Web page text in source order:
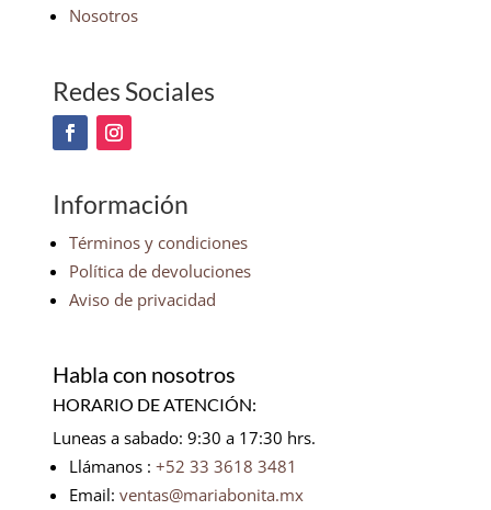
Nosotros
Redes Sociales
Información
Términos y condiciones
Política de devoluciones
Aviso de privacidad
Habla con nosotros
HORARIO DE ATENCIÓN:
Luneas a sabado: 9:30 a 17:30 hrs.
Llámanos : +52 33 3618 3481
Email: ventas@mariabonita.mx